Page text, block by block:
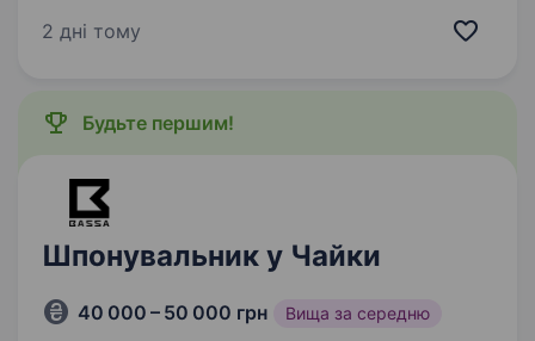
працювати з деревом та різними плитними
2 дні тому
Будьте першим!
Шпонувальник у Чайки
40 000 – 50 000 грн Вища за середню